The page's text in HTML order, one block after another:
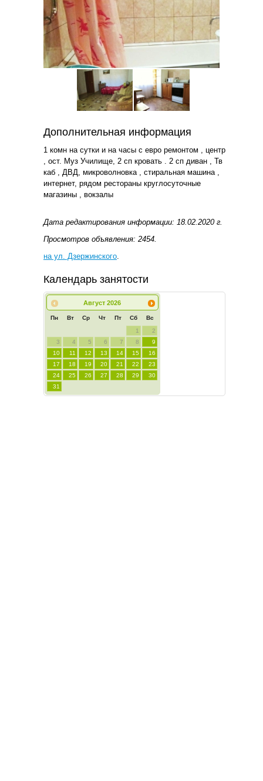
Дополнительная информация
1 комн на сутки и на часы с евро ремонтом , центр
, ост. Муз Училище, 2 сп кровать . 2 сп диван , Тв
каб , ДВД, микроволновка , стиральная машина ,
интернет, рядом рестораны круглосуточные
магазины , вокзалы
Дата редактирования информации: 18.02.2020 г.
Просмотров объявления: 2454.
на ул. Дзержинского.
Календарь занятости
Август 2026
Пн Вт Ср Чт Пт Сб Вс
1
2
3
4 5 6 7 8
9
10
11 12 13 14 15
16
17
18 19 20 21 22
23
24
25 26 27 28 29
30
31